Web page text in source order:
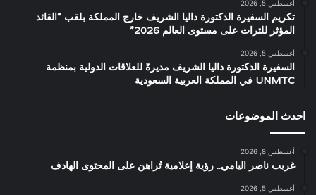
أغسطس 5, 2026
تكريم السفيرة الدكتورة داليا الشريف خارج المملكة بلقب “القائد
المؤثر للتراث على مستوى العالم 2026”
أغسطس 5, 2026
السفيرة الدكتورة داليا الشريف مديرةً للعلاقات الدولية بمنظمة
UNMTC في المملكة العربية السعودية
احدث الموضوعات
أغسطس 8, 2026
غريب ناصر اليامي.. رؤية إعلامية تُراهن على المحتوى الهادف
أغسطس 5, 2026